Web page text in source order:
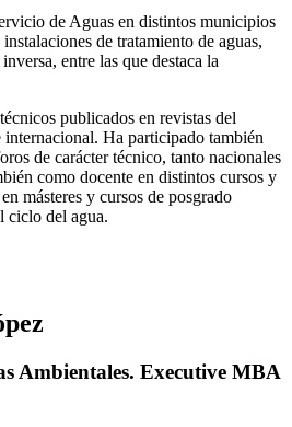
de Aguas en distintos municipios
de tratamiento de aguas,
entre las que destaca la
publicados en revistas del
internacional. Ha participado también
de carácter técnico, tanto nacionales
como docente en distintos cursos y
másteres y cursos de posgrado
ciclo del agua.
Ambientales. Executive MBA